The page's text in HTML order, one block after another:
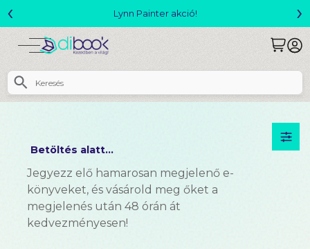
Lynn Painter akció!
‹ ›
Betöltés alatt...
Jegyezz elő hamarosan megjelenő e-
könyveket, és vásárold meg őket a
megjelenés után 48 órán át
kedvezményesen!